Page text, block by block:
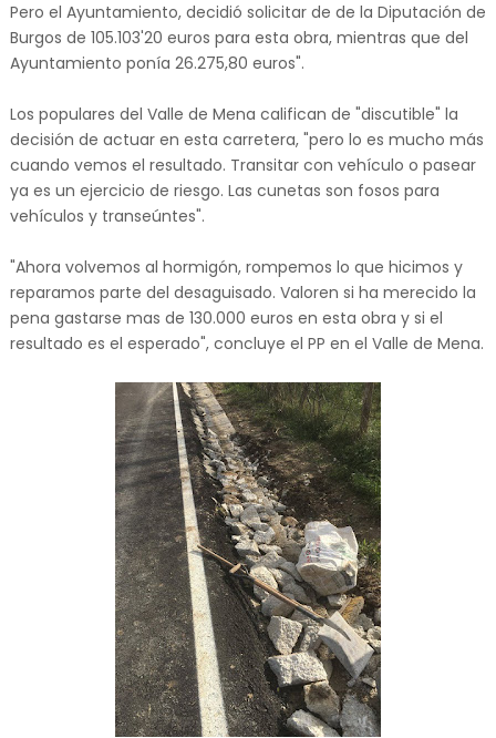
Pero el Ayuntamiento, decidió solicitar de de la Diputación de
Burgos de 105.103'20 euros para esta obra, mientras que del
Ayuntamiento ponía 26.275,80 euros".
Los populares del Valle de Mena califican de "discutible" la
decisión de actuar en esta carretera, "pero lo es mucho más
cuando vemos el resultado. Transitar con vehículo o pasear
ya es un ejercicio de riesgo. Las cunetas son fosos para
vehículos y transeúntes".
"Ahora volvemos al hormigón, rompemos lo que hicimos y
reparamos parte del desaguisado. Valoren si ha merecido la
pena gastarse mas de 130.000 euros en esta obra y si el
resultado es el esperado", concluye el PP en el Valle de Mena.